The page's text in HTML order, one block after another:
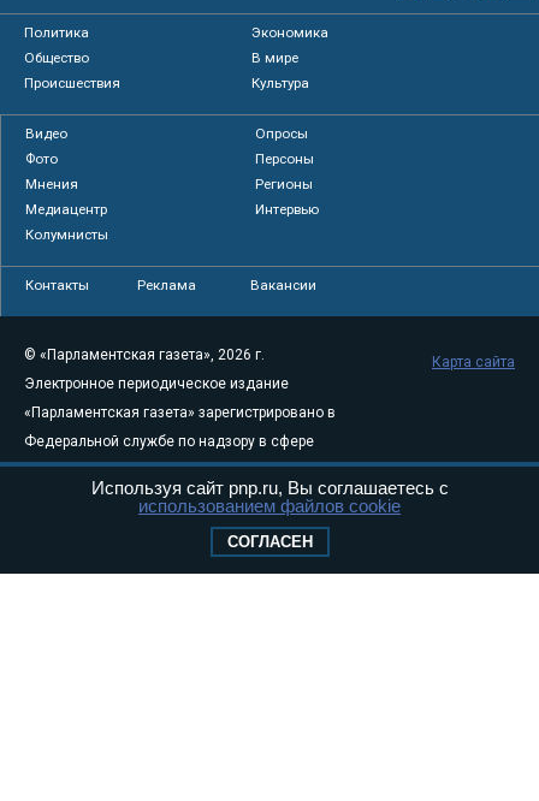
Политика
Экономика
Общество
В мире
Происшествия
Культура
Видео
Опросы
Фото
Персоны
Мнения
Регионы
Медиацентр
Интервью
Колумнисты
Контакты Реклама Вакансии
© «Парламентская газета», 2026 г.
Электронное периодическое издание
«Парламентская газета» зарегистрировано в
Федеральной службе по надзору в сфере
связи, информационных технологий и
массовых коммуникаций (Роскомнадзор) 05
Свидетельство о регистрации Эл № ФС77-
Карта сайта
Используя сайт pnp.ru, Вы соглашаетесь с
использованием файлов cookie
СОГЛАСЕН